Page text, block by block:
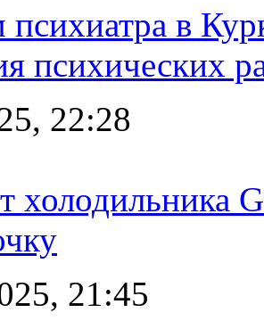
в
психических
22:28
холодильника
21:45